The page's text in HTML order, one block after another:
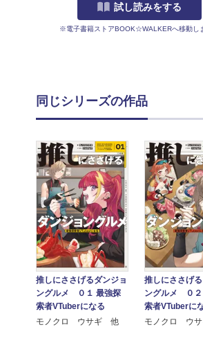
試し読みをする
※電子書籍ストアBOOK☆WALKERへ移動し
同じシリーズの作品
推しにささげるダンジョ
ングルメ ０１ 最強探
索者VTuberになる
モノクロ ウサギ 他
推しにささげ
ングルメ ０２
索者VTuberに
モノクロ ウ